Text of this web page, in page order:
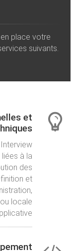
place votre
suivants.
et
à la
des
et
locale